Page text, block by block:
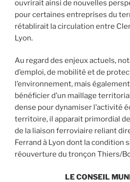
ouvrirait ainsi de nouvelles
pour certaines entreprises du
rétablirait la circulation entre
Lyon.
Au regard des enjeux actuels,
d’emploi, de mobilité et de
l’environnement, mais
bénéficier d’un maillage
dense pour dynamiser l’activité
territoire, il apparait primordial
de la liaison ferroviaire reliant
Ferrand à Lyon dont la condition
réouverture du tronçon Thiers/
LE CONSEIL